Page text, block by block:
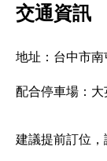
交通資訊
地址：台中市
配合停車場：大
建議提前訂位，